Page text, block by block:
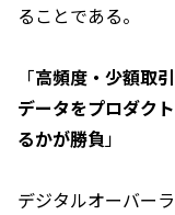
ることである。
「高頻度・少額取
データをプロダク
るかが勝負」
デジタルオーバー